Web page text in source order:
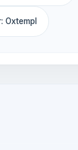
Oxtempl